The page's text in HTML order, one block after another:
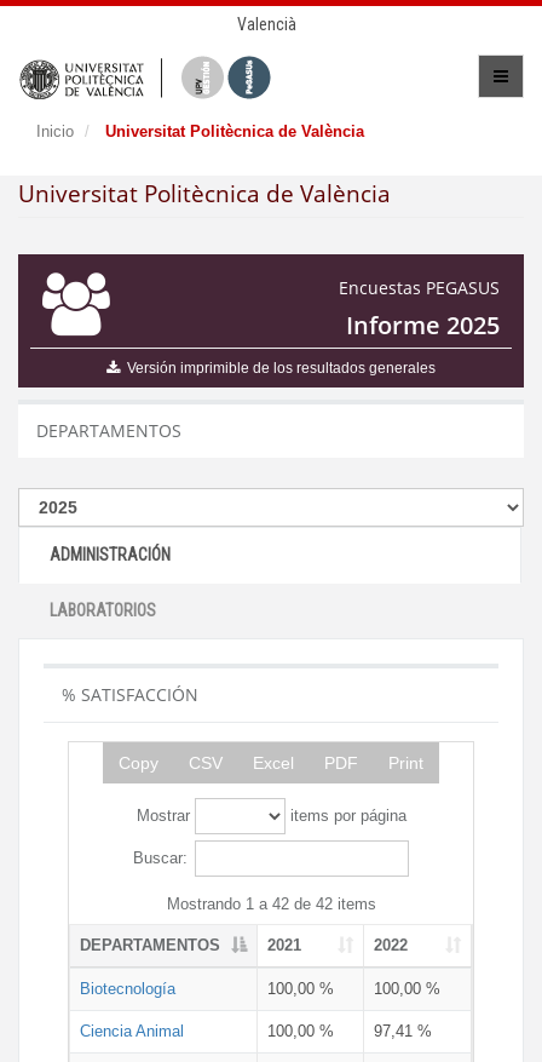
Valencià
Inicio Universitat Politècnica de València
Universitat Politècnica de València
Encuestas PEGASUS
Informe 2025
Versión imprimible de los resultados generales
DEPARTAMENTOS
ADMINISTRACIÓN
LABORATORIOS
% SATISFACCIÓN
Copy CSV Excel PDF Print
Mostrar items por página
Buscar:
Mostrando 1 a 42 de 42 items
DEPARTAMENTOS 2021 2022
Biotecnología 100,00 % 100,00 %
Ciencia Animal 100,00 % 97,41 %